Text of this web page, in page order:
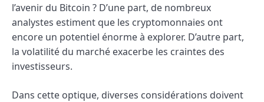
l’avenir du Bitcoin ? D’une part, de nombreux
analystes estiment que les cryptomonnaies ont
encore un potentiel énorme à explorer. D’autre part,
la volatilité du marché exacerbe les craintes des
investisseurs.
Dans cette optique, diverses considérations doivent